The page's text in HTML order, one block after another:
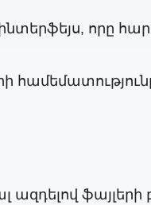
որը
ազդելով